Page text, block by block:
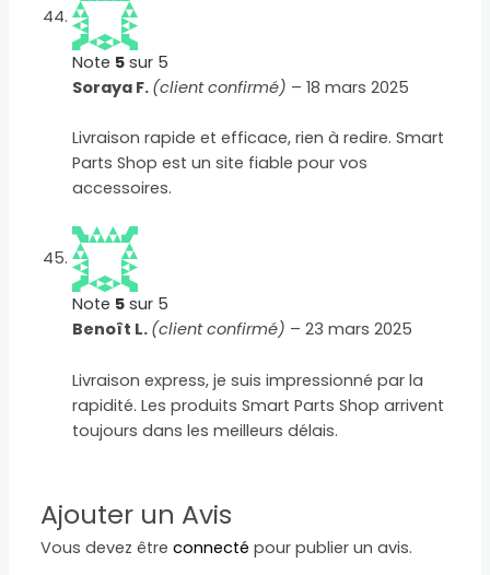
Note 5 sur 5
Soraya F. (client confirmé) – 18 mars 2025
Livraison rapide et efficace, rien à redire. Smart
Parts Shop est un site fiable pour vos
accessoires.
Note 5 sur 5
Benoît L. (client confirmé) – 23 mars 2025
Livraison express, je suis impressionné par la
rapidité. Les produits Smart Parts Shop arrivent
toujours dans les meilleurs délais.
Ajouter un Avis
Vous devez êtreconnecté pour publier un avis.